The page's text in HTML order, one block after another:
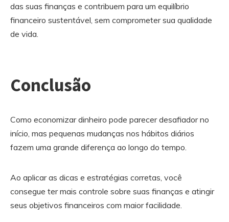
das suas finanças e contribuem para um equilíbrio
financeiro sustentável, sem comprometer sua qualidade
de vida.
Conclusão
Como economizar dinheiro pode parecer desafiador no
início, mas pequenas mudanças nos hábitos diários
fazem uma grande diferença ao longo do tempo.
Ao aplicar as dicas e estratégias corretas, você
consegue ter mais controle sobre suas finanças e atingir
seus objetivos financeiros com maior facilidade.